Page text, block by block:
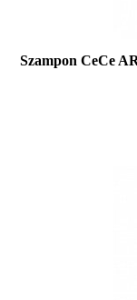
Szampon CeCe